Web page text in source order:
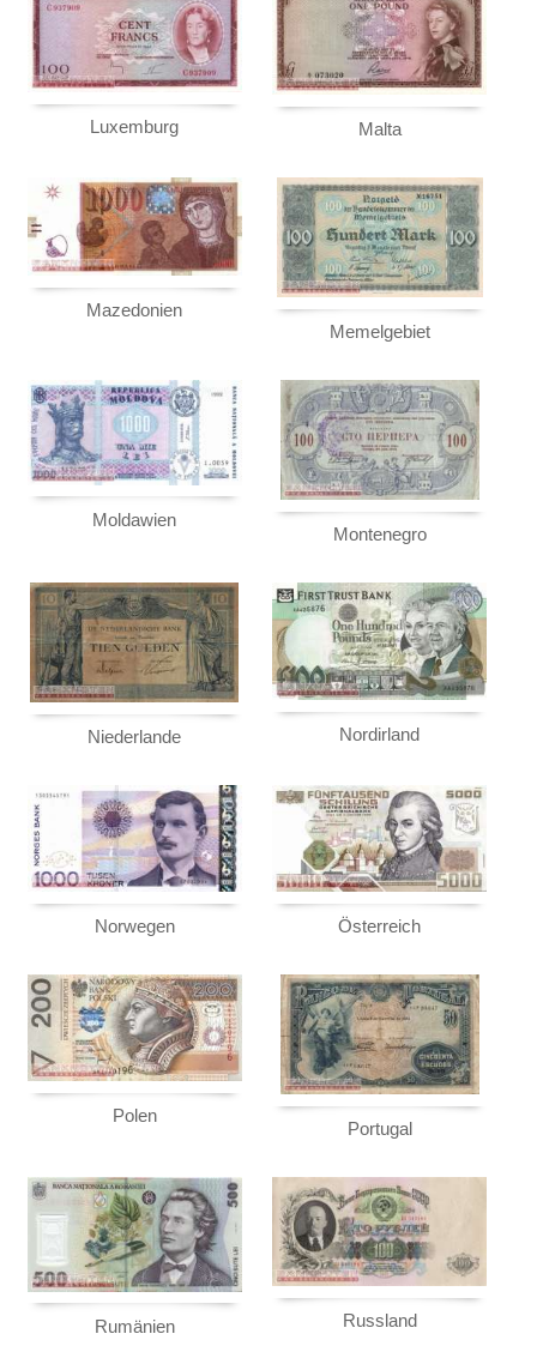
Luxemburg Malta
Mazedonien
Memelgebiet
Moldawien
Montenegro
Niederlande Nordirland
Norwegen Österreich
Polen
Portugal
Rumänien Russland